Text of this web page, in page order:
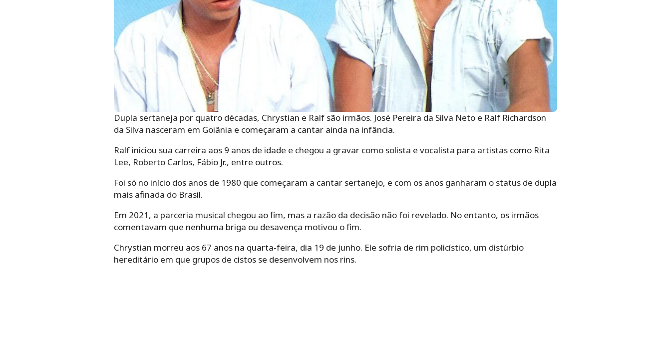
Dupla sertaneja por quatro décadas, Chrystian e Ralf são irmãos. José Pereira da Silva Neto e Ralf Richardson
da Silva nasceram em Goiânia e começaram a cantar ainda na infância.
Ralf iniciou sua carreira aos 9 anos de idade e chegou a gravar como solista e vocalista para artistas como Rita
Lee, Roberto Carlos, Fábio Jr., entre outros.
Foi só no início dos anos de 1980 que começaram a cantar sertanejo, e com os anos ganharam o status de dupla
mais afinada do Brasil.
Em 2021, a parceria musical chegou ao fim, mas a razão da decisão não foi revelado. No entanto, os irmãos
comentavam que nenhuma briga ou desavença motivou o fim.
Chrystian morreu aos 67 anos na quarta-feira, dia 19 de junho. Ele sofria de rim policístico, um distúrbio
hereditário em que grupos de cistos se desenvolvem nos rins.